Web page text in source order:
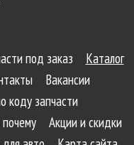
под заказ
Каталог
Вакансии
коду запчасти
Акции и скидки